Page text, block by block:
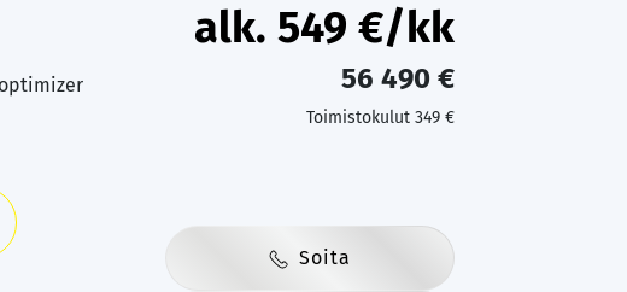
optimizer
alk. 549 €/kk
56 490 €
Toimistokulut 349 €
Soita